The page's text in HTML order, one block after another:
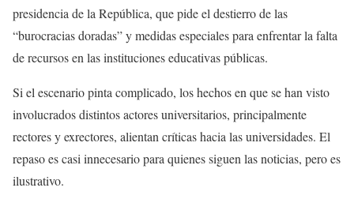
presidencia de la República, que pide el destierro de las
“burocracias doradas” y medidas especiales para enfrentar la falta
de recursos en las instituciones educativas públicas.
Si el escenario pinta complicado, los hechos en que se han visto
involucrados distintos actores universitarios, principalmente
rectores y exrectores, alientan críticas hacia las universidades. El
repaso es casi innecesario para quienes siguen las noticias, pero es
ilustrativo.